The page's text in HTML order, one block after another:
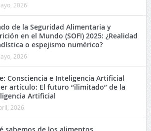
2026
de la Seguridad Alimentaria y
en el Mundo (SOFI) 2025: ¿Realidad
o espejismo numérico?
2026
Consciencia e Inteligencia Artificial
artículo: El futuro “ilimitado” de la
Artificial
2026